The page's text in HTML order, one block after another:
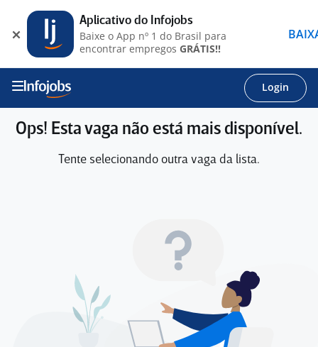
Login
Ops! Esta vaga não está mais disponível.
Tente selecionando outra vaga da lista.
Aplicativo do Infojobs
Baixe o App nº 1 do Brasil para
encontrar empregos GRÁTIS!!